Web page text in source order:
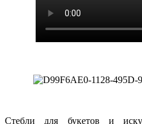
Стебли для букетов и